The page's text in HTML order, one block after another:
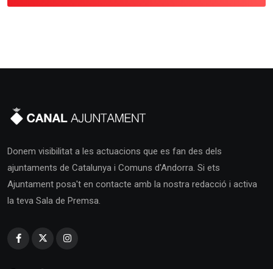
Donem visibilitat a les actuacions que es fan des dels
ajuntaments de Catalunya i Comuns d'Andorra. Si ets
Ajuntament posa't en contacte amb la nostra redacció i activa
la teva Sala de Premsa.